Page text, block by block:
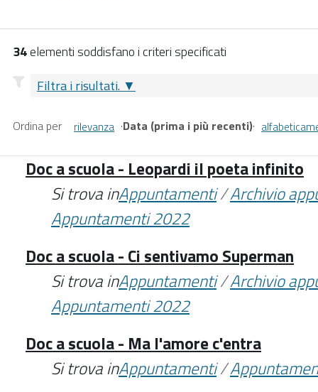
34elementi soddisfano i criteri specificati
Filtra i risultati.
Ordina per rilevanza ·Data (prima i più recenti)·
Doc a scuola - Leopardi il poeta infinito
Si trova inAppuntamenti/Archivio
Appuntamenti 2022
Doc a scuola - Ci sentivamo Superman
Si trova inAppuntamenti/Archivio
Appuntamenti 2022
Doc a scuola - Ma l'amore c'entra
Si trova inAppuntamenti/